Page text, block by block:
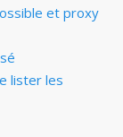
et proxy
lister les